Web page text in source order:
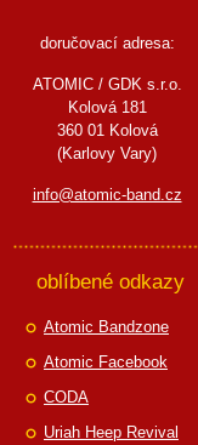
doručovací adresa:
ATOMIC / GDK s.r.o.
Kolová 181
360 01 Kolová
(Karlovy Vary)
info@atomic-band.cz
oblíbené odkazy
Atomic Bandzone
Atomic Facebook
CODA
Uriah Heep Revival